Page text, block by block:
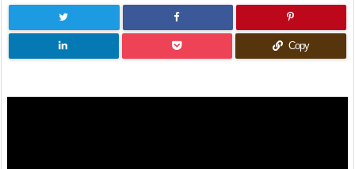
Copy